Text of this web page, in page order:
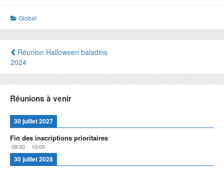
Global
Navigation
de
l’article
Réunion Halloween baladins
2024
Réunions à venir
30 juillet 2027
Fin des inscriptions prioritaires
09:00- 10:00
30 juillet 2028